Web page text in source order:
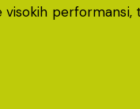
visokih